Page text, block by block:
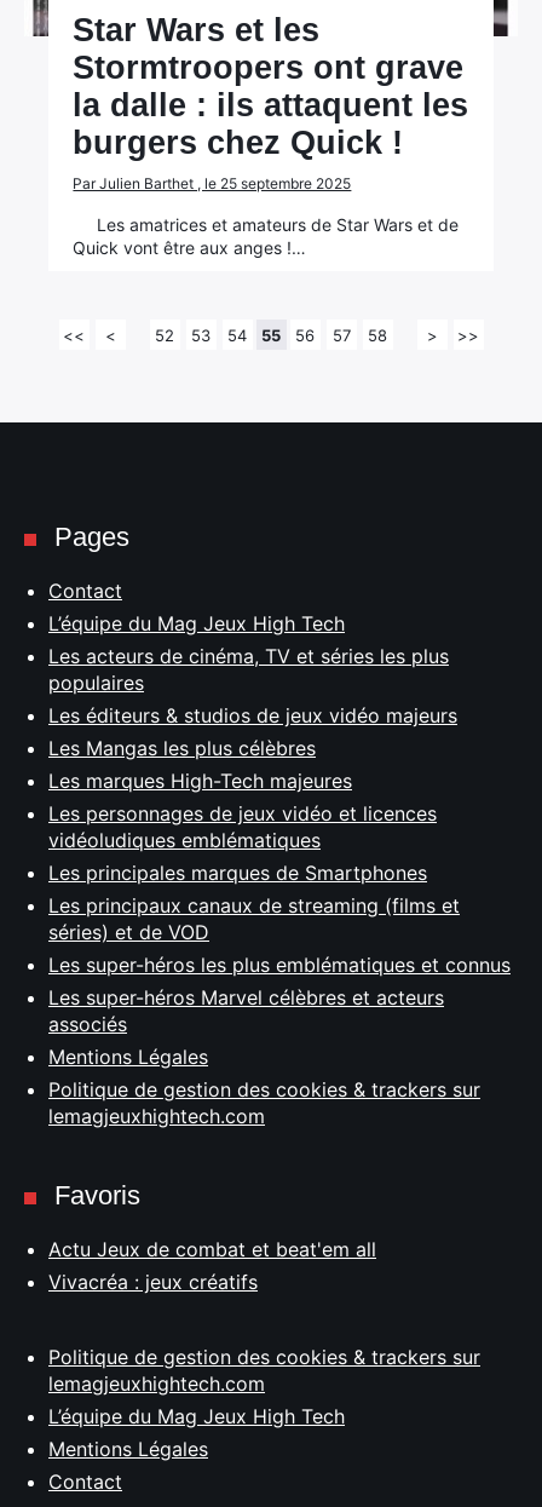
Star Wars et les
Stormtroopers ont grave
la dalle : ils attaquent les
burgers chez Quick !
Par Julien Barthet , le 25 septembre 2025
Les amatrices et amateurs de Star Wars et de
Quick vont être aux anges !…
<< < 52 53 54 55 56 57 58 > >>
Pages
Contact
L’équipe du Mag Jeux High Tech
Les acteurs de cinéma, TV et séries les plus
populaires
Les éditeurs & studios de jeux vidéo majeurs
Les Mangas les plus célèbres
Les marques High-Tech majeures
Les personnages de jeux vidéo et licences
vidéoludiques emblématiques
Les principales marques de Smartphones
Les principaux canaux de streaming (films et
séries) et de VOD
Les super-héros les plus emblématiques et connus
Les super-héros Marvel célèbres et acteurs
associés
Mentions Légales
Politique de gestion des cookies & trackers sur
lemagjeuxhightech.com
Favoris
Actu Jeux de combat et beat'em all
Vivacréa : jeux créatifs
Politique de gestion des cookies & trackers sur
lemagjeuxhightech.com
L’équipe du Mag Jeux High Tech
Mentions Légales
Contact